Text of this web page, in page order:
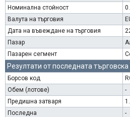
Номинална стойност
Валута на търговия
Дата на въвеждане на търговия
Пазар
Пазарен сегмент
Резултати от последната търговска
Борсов код
Обем (лотове)
-
Предишна затваря
Последна
-